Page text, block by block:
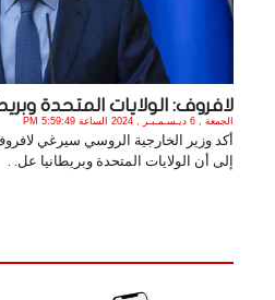
لافروف: الولايات المتحدة
الجمعة , 6 ديـسـمـبـر , 2024 الساعة 5:59:49 PM
أكد وزير الخارجية الروسي سيرغي
إلى أن الولايات المتحدة وبريطانيا عل. .